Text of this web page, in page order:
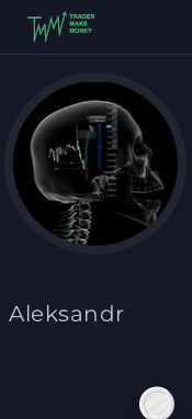
Contáctanos
Aleksandr